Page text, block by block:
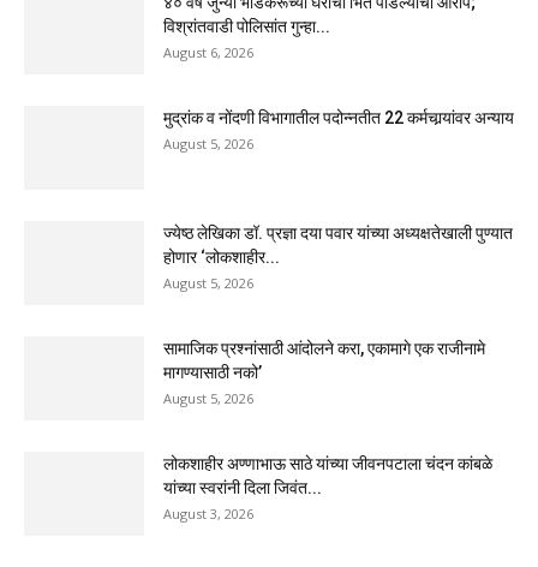
विश्रांतवाडी पोलिसांत गुन्हा...
August 6, 2026
मुद्रांक व नोंदणी विभागातील पदोन्नतीत 22 कर्मचार्‍यांवर अन्याय
August 5, 2026
ज्येष्ठ लेखिका डॉ. प्रज्ञा दया पवार यांच्या अध्यक्षतेखाली पुण्यात
होणार ‘लोकशाहीर...
August 5, 2026
सामाजिक प्रश्नांसाठी आंदोलने करा, एकामागे एक राजीनामे
मागण्यासाठी नको’
August 5, 2026
लोकशाहीर अण्णाभाऊ साठे यांच्या जीवनपटाला चंदन कांबळे
यांच्या स्वरांनी दिला जिवंत...
August 3, 2026